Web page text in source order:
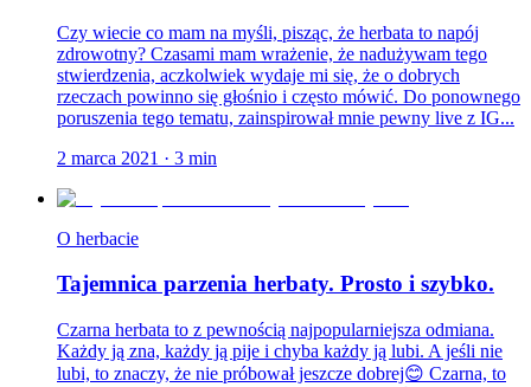
Czy wiecie co mam na myśli, pisząc, że herbata to napój
zdrowotny? Czasami mam wrażenie, że nadużywam tego
stwierdzenia, aczkolwiek wydaje mi się, że o dobrych
rzeczach powinno się głośnio i często mówić. Do ponownego
poruszenia tego tematu, zainspirował mnie pewny live z IG...
2 marca 2021 · 3 min
O herbacie
Tajemnica parzenia herbaty. Prosto i szybko.
Czarna herbata to z pewnością najpopularniejsza odmiana.
Każdy ją zna, każdy ją pije i chyba każdy ją lubi. A jeśli nie
lubi, to znaczy, że nie próbował jeszcze dobrej😊 Czarna, to